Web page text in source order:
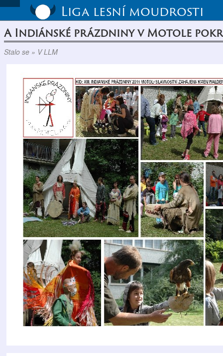
Liga lesní moudrosti
A Indiánské prázdniny v Motole
Stalo se » V LLM